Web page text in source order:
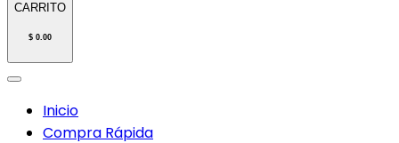
CARRITO
$ 0.00
Inicio
Compra Rápida